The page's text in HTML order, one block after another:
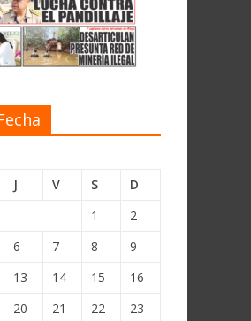
J V S
D
1
2
6 7 8
9
13 14 15
16
20 21 22
23